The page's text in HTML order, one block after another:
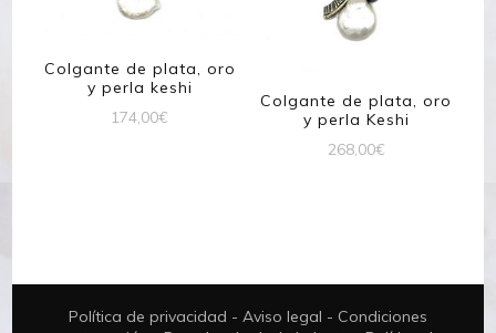
Colgante de plata, oro
y perla keshi
174,00€
Colgante de plata, oro
y perla Keshi
268,00€
Política de privacidad - Aviso legal - Condiciones